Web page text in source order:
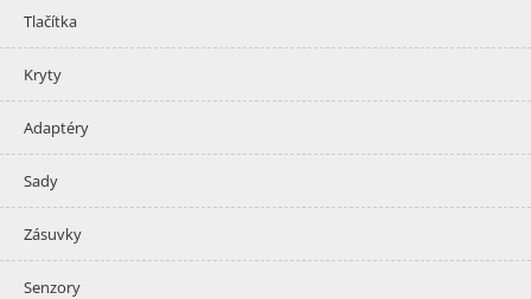
Tlačítka
Kryty
Adaptéry
Sady
Zásuvky
Senzory